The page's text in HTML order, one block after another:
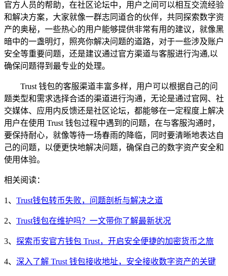
官方人员的帮助，在社区论坛中，用户之间可以相互交流经验
和解决方案，大家就像一群志同道合的伙伴，共同探索数字资
产的奥秘，一些热心的用户能够提供非常有用的建议，就像黑
暗中的一盏明灯，照亮你解决问题的道路，对于一些涉及账户
安全等重要问题，还是建议通过官方渠道与客服进行沟通,以
确保问题得到最专业的处理。
Trust 钱包的客服渠道丰富多样，用户可以根据自己的问
题类型和需求选择合适的渠道进行沟通，无论是通过官网、社
交媒体、应用内反馈还是社区论坛，都能够在一定程度上解决
用户在使用 Trust 钱包过程中遇到的问题，在与客服沟通时，
要保持耐心，就像等待一场春雨的降临，同时要清晰地表达自
己的问题，以便更快地解决问题，确保自己的数字资产安全和
使用体验。
相关阅读：
1、 Trust钱包转币失败，问题剖析与解决之道
2、 Trust钱包在维护吗？一文带你了解最新状况
3、 探索币安官方钱包 Trust，开启安全便捷的加密货币之旅
4、 深入了解 Trust 钱包接收地址，安全接收数字资产的关键